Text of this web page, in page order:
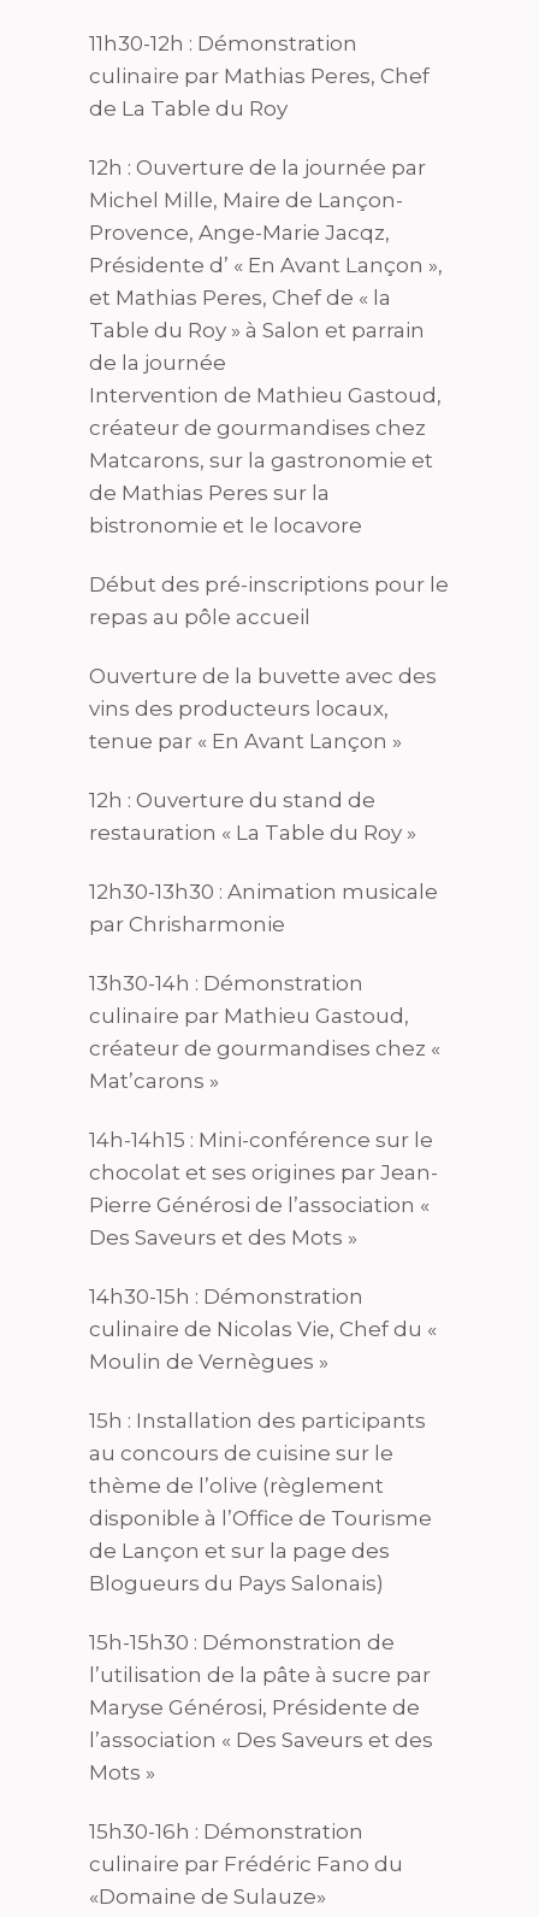
11h30-12h : Démonstration
culinaire par Mathias Peres, Chef
de La Table du Roy
12h : Ouverture de la journée par
Michel Mille, Maire de Lançon-
Provence, Ange-Marie Jacqz,
Présidente d’ « En Avant Lançon »,
et Mathias Peres, Chef de « la
Table du Roy » à Salon et parrain
de la journée
Intervention de Mathieu Gastoud,
créateur de gourmandises chez
Matcarons, sur la gastronomie et
de Mathias Peres sur la
bistronomie et le locavore
Début des pré-inscriptions pour le
repas au pôle accueil
Ouverture de la buvette avec des
vins des producteurs locaux,
tenue par « En Avant Lançon »
12h : Ouverture du stand de
restauration « La Table du Roy »
12h30-13h30 : Animation musicale
par Chrisharmonie
13h30-14h : Démonstration
culinaire par Mathieu Gastoud,
créateur de gourmandises chez «
Mat’carons »
14h-14h15 : Mini-conférence sur le
chocolat et ses origines par Jean-
Pierre Générosi de l’association «
Des Saveurs et des Mots »
14h30-15h : Démonstration
culinaire de Nicolas Vie, Chef du «
Moulin de Vernègues »
15h : Installation des participants
au concours de cuisine sur le
thème de l’olive (règlement
disponible à l’Office de Tourisme
de Lançon et sur la page des
Blogueurs du Pays Salonais)
15h-15h30 : Démonstration de
l’utilisation de la pâte à sucre par
Maryse Générosi, Présidente de
l’association « Des Saveurs et des
Mots »
15h30-16h : Démonstration
culinaire par Frédéric Fano du
«Domaine de Sulauze»